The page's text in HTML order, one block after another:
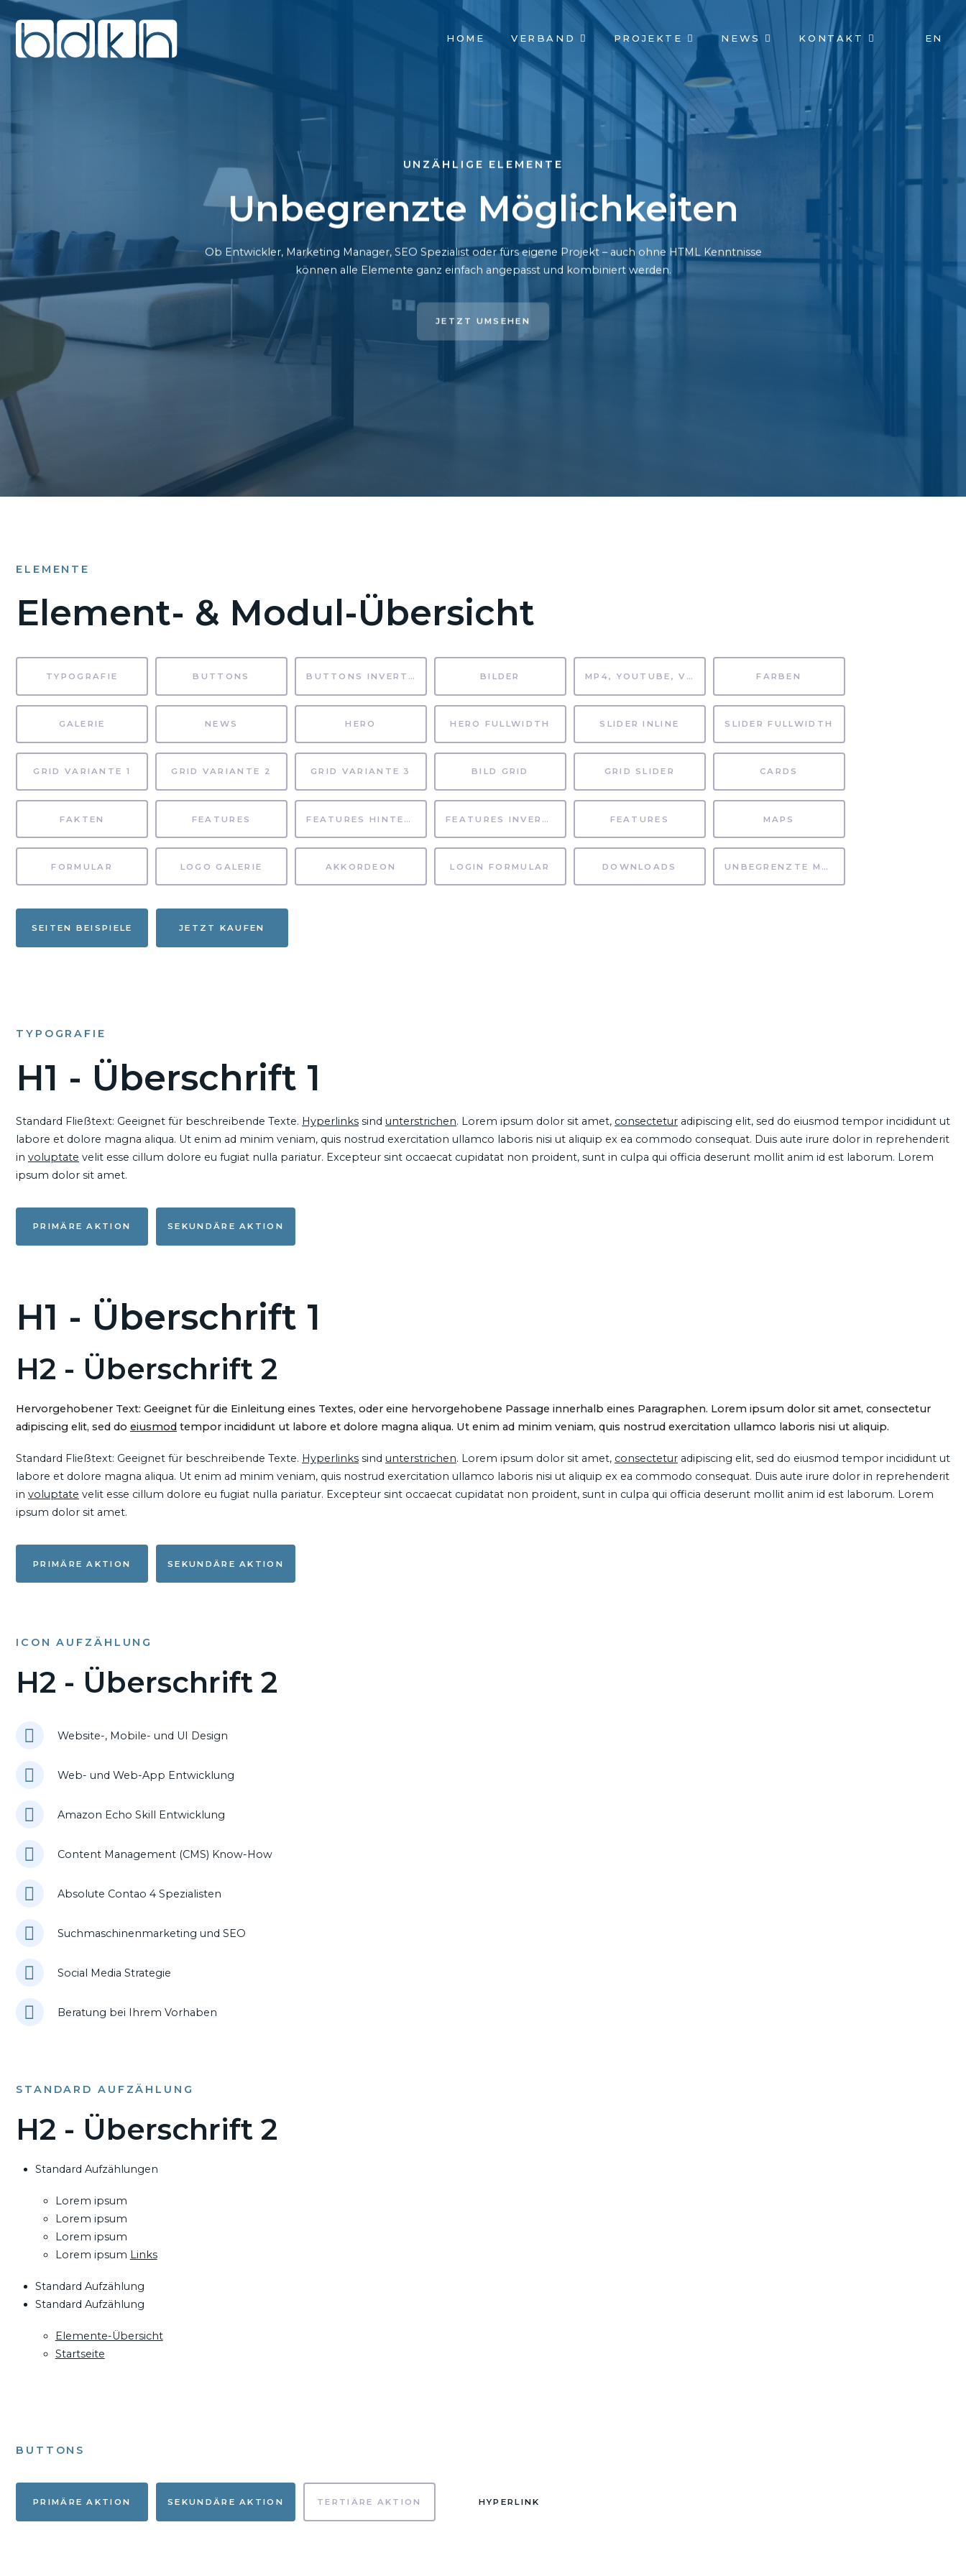
NAVIGATION
ÜBERSPRINGEN
HOME VERBAND PROJEKTE NEWS KONTAKT EN
UNZÄHLIGE ELEMENTE
Unbegrenzte Möglichkeiten
Ob Entwickler, Marketing Manager, SEO Spezialist oder fürs eigene Projekt – auch ohne HTML Kenntnisse
können alle Elemente ganz einfach angepasst und kombiniert werden.
JETZT UMSEHEN
ELEMENTE
Element- & Modul-Übersicht
TYPOGRAFIE BUTTONS BUTTONS INVERTIERT BILDER MP4, YOUTUBE, VIMEO FARBEN
GALERIE NEWS HERO HERO FULLWIDTH SLIDER INLINE SLIDER FULLWIDTH
GRID VARIANTE 1 GRID VARIANTE 2 GRID VARIANTE 3 BILD GRID GRID SLIDER CARDS
FAKTEN FEATURES FEATURES HINTERGRUND FEATURES INVERTIERT FEATURES MAPS
FORMULAR LOGO GALERIE AKKORDEON LOGIN FORMULAR DOWNLOADS UNBEGRENZTE MÖGLICHKEITEN
SEITEN BEISPIELE JETZT KAUFEN
TYPOGRAFIE
H1 - Überschrift 1
Standard Fließtext: Geeignet für beschreibende Texte. Hyperlinks sind unterstrichen. Lorem ipsum dolor sit amet, consectetur adipiscing elit, sed do eiusmod tempor incididunt ut
labore et dolore magna aliqua. Ut enim ad minim veniam, quis nostrud exercitation ullamco laboris nisi ut aliquip ex ea commodo consequat. Duis aute irure dolor in reprehenderit
in voluptate velit esse cillum dolore eu fugiat nulla pariatur. Excepteur sint occaecat cupidatat non proident, sunt in culpa qui officia deserunt mollit anim id est laborum. Lorem
ipsum dolor sit amet.
PRIMÄRE AKTION SEKUNDÄRE AKTION
H1 - Überschrift 1
H2 - Überschrift 2
Hervorgehobener Text: Geeignet für die Einleitung eines Textes, oder eine hervorgehobene Passage innerhalb eines Paragraphen. Lorem ipsum dolor sit amet, consectetur
adipiscing elit, sed do eiusmod tempor incididunt ut labore et dolore magna aliqua. Ut enim ad minim veniam, quis nostrud exercitation ullamco laboris nisi ut aliquip.
Standard Fließtext: Geeignet für beschreibende Texte. Hyperlinks sind unterstrichen. Lorem ipsum dolor sit amet, consectetur adipiscing elit, sed do eiusmod tempor incididunt ut
labore et dolore magna aliqua. Ut enim ad minim veniam, quis nostrud exercitation ullamco laboris nisi ut aliquip ex ea commodo consequat. Duis aute irure dolor in reprehenderit
in voluptate velit esse cillum dolore eu fugiat nulla pariatur. Excepteur sint occaecat cupidatat non proident, sunt in culpa qui officia deserunt mollit anim id est laborum. Lorem
ipsum dolor sit amet.
PRIMÄRE AKTION SEKUNDÄRE AKTION
ICON AUFZÄHLUNG
H2 - Überschrift 2
Website-, Mobile- und UI Design
Web- und Web-App Entwicklung
Amazon Echo Skill Entwicklung
Content Management (CMS) Know-How
Absolute Contao 4 Spezialisten
Suchmaschinenmarketing und SEO
Social Media Strategie
Beratung bei Ihrem Vorhaben
STANDARD AUFZÄHLUNG
H2 - Überschrift 2
Standard Aufzählungen
Lorem ipsum
Lorem ipsum
Lorem ipsum
Lorem ipsum Links
Standard Aufzählung
Standard Aufzählung
Elemente-Übersicht
Startseite
BUTTONS
PRIMÄRE AKTION SEKUNDÄRE AKTION TERTIÄRE AKTION HYPERLINK